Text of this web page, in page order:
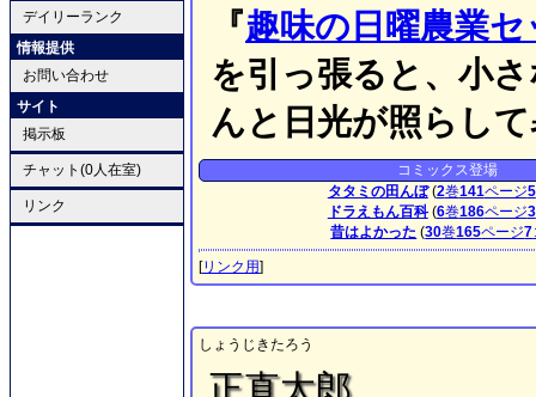
デイリーランク
情報提供
お問い合わせ
サイト
掲示板
チャット(0人在室)
リンク
『趣味の日曜農業セ
を引っ張ると、小
んと日光が照らし
コミックス登場
タタミの田んぼ(2巻141ページ5
ドラえもん百科(6巻186ページ3
昔はよかった (30巻165ページ7
[リンク用]
しょうじきたろう
正直太郎